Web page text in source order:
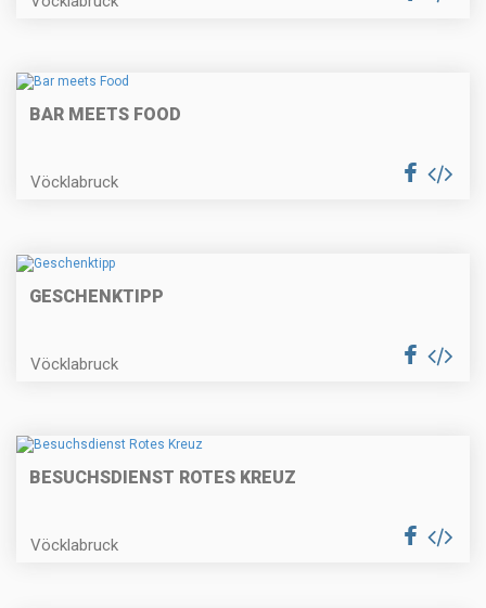
BAR MEETS FOOD
Vöcklabruck
GESCHENKTIPP
Vöcklabruck
BESUCHSDIENST ROTES KREUZ
Vöcklabruck